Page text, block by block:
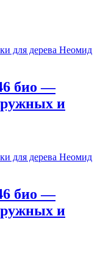
для дерева Неомид
био —
и
для дерева Неомид
био —
и